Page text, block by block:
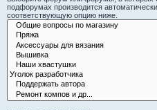
подфорумах производится
соответствующую опцию ниже.